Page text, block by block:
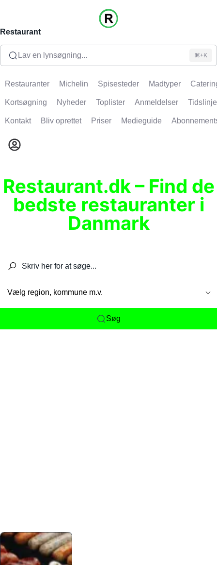
Restaurant
Lav en lynsøgning... ⌘+K
Restauranter Michelin Spisesteder Madtyper
Kortsøgning Nyheder Toplister Anmeldelser Tidslinje
Kontakt Bliv oprettet Priser Medieguide
Restaurant.dk – Find de
bedste restauranter i
Danmark
Vælg region, kommune m.v.
Søg